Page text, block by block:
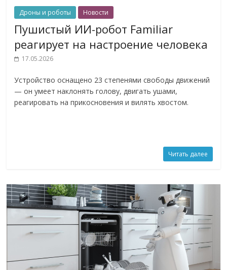
Дроны и роботы Новости
Пушистый ИИ-робот Familiar
реагирует на настроение человека
17.05.2026
Устройство оснащено 23 степенями свободы движений
— он умеет наклонять голову, двигать ушами,
реагировать на прикосновения и вилять хвостом.
Читать далее